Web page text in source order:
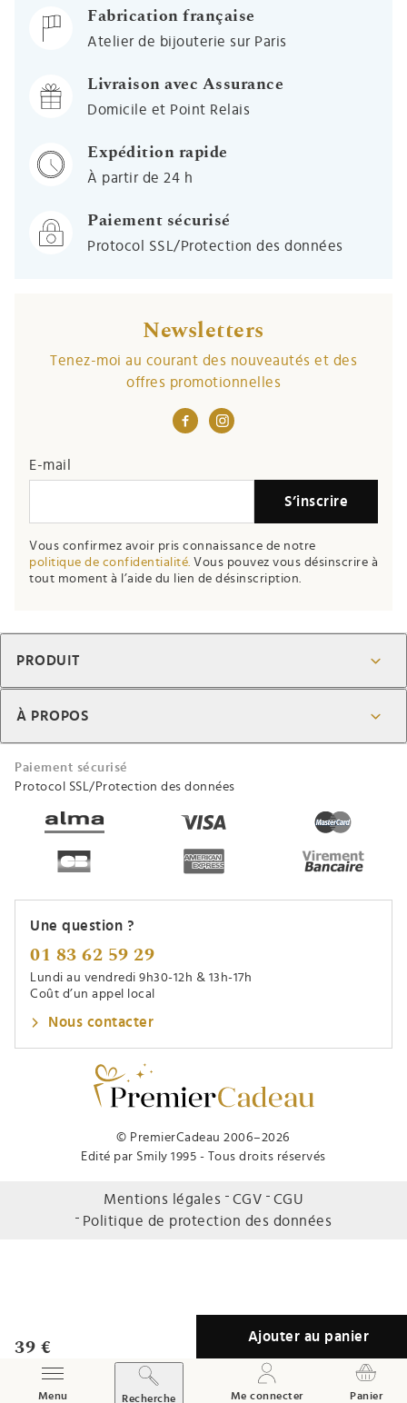
Afficher / Masquer le menu
Menu Recherche Me connecter Panier
39 €
Ajouter au panier
Fabrication française
Atelier de bijouterie sur Paris
Livraison avec Assurance
Domicile et Point Relais
Expédition rapide
À partir de 24 h
Paiement sécurisé
Protocol SSL/Protection des données
Newsletters
Tenez-moi au courant des nouveautés et des
offres promotionnelles
E-mail
S’inscrire
Vous confirmez avoir pris connaissance de notre
politique de confidentialité. Vous pouvez vous désinscrire à
tout moment à l’aide du lien de désinscription.
© PremierCadeau 2006–2026
Edité par Smily 1995 - Tous droits réservés
PRODUIT
À PROPOS
Paiement sécurisé
Protocol SSL/Protection des données
Une question ?
01 83 62 59 29
Lundi au vendredi 9h30-12h & 13h-17h
Coût d’un appel local
Nous contacter
Mentions légales CGV
CGU
Politique de protection des données